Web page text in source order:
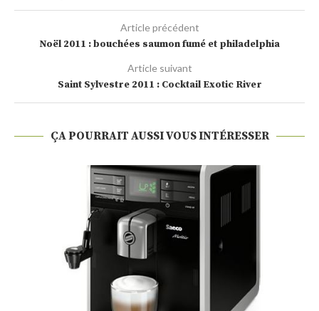
Article précédent
Noël 2011 : bouchées saumon fumé et philadelphia
Article suivant
Saint Sylvestre 2011 : Cocktail Exotic River
ÇA POURRAIT AUSSI VOUS INTÉRESSER